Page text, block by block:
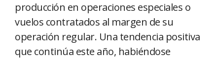
producción en operaciones especiales o
vuelos contratados al margen de su
operación regular. Una tendencia positiva
que continúa este año, habiéndose